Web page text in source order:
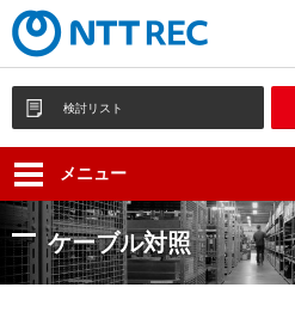
検討リスト
メニュー
ケーブル対照